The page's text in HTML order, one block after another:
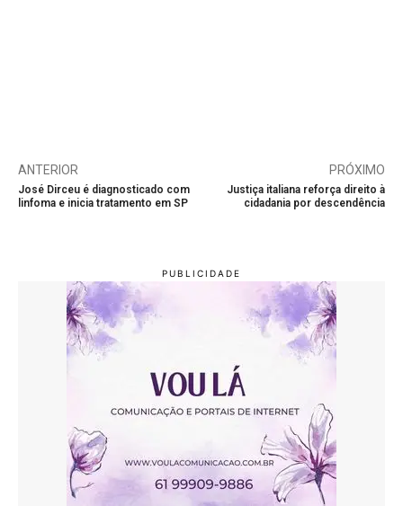
ANTERIOR
José Dirceu é diagnosticado com
linfoma e inicia tratamento em SP
PRÓXIMO
Justiça italiana reforça direito à
cidadania por descendência